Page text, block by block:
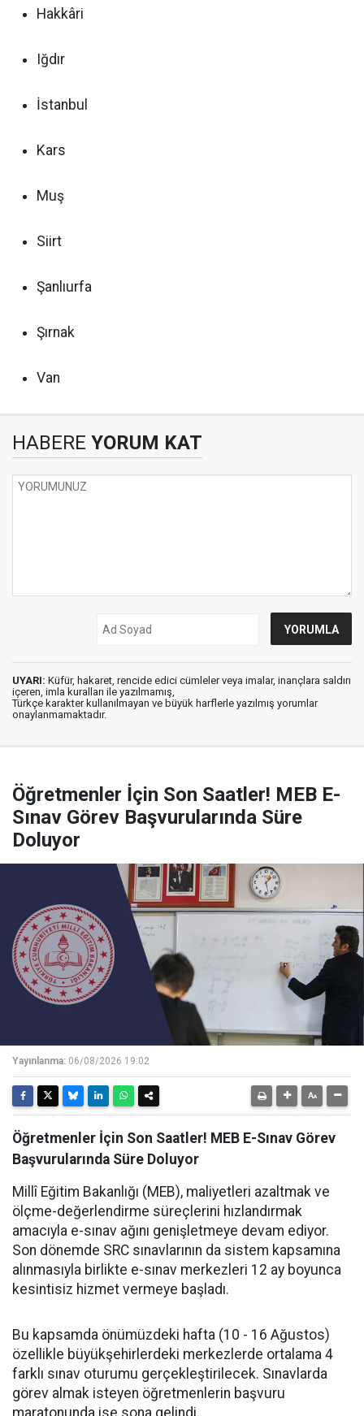
Hakkâri
Iğdır
İstanbul
Kars
Muş
Siirt
Şanlıurfa
Şırnak
Van
HABERE YORUM KAT
UYARI: Küfür, hakaret, rencide edici cümleler veya imalar, inançlara saldırı
içeren, imla kuralları ile yazılmamış,
Türkçe karakter kullanılmayan ve büyük harflerle yazılmış yorumlar
onaylanmamaktadır.
Öğretmenler İçin Son Saatler! MEB E-
Sınav Görev Başvurularında Süre
Doluyor
Yayınlanma: 06/08/2026 19:02
Öğretmenler İçin Son Saatler! MEB E-Sınav Görev
Başvurularında Süre Doluyor
Millî Eğitim Bakanlığı (MEB), maliyetleri azaltmak ve
ölçme-değerlendirme süreçlerini hızlandırmak
amacıyla e-sınav ağını genişletmeye devam ediyor.
Son dönemde SRC sınavlarının da sistem kapsamına
alınmasıyla birlikte e-sınav merkezleri 12 ay boyunca
kesintisiz hizmet vermeye başladı.
Bu kapsamda önümüzdeki hafta (10 - 16 Ağustos)
özellikle büyükşehirlerdeki merkezlerde ortalama 4
farklı sınav oturumu gerçekleştirilecek. Sınavlarda
görev almak isteyen öğretmenlerin başvuru
maratonunda ise sona gelindi.